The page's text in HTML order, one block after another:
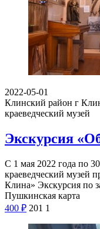
2022-05-01
Клинский район г
краеведческий музей
Экскурсия
С 1 мая 2022 года по
краеведческий музей
Клина» Экскурсия по
Пушкинская карта
400 ₽ 201 1